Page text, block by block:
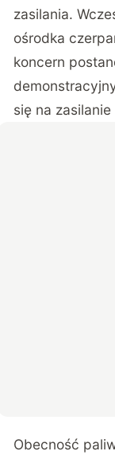
zasilania.
ośrodka
koncern
się na
Obecność